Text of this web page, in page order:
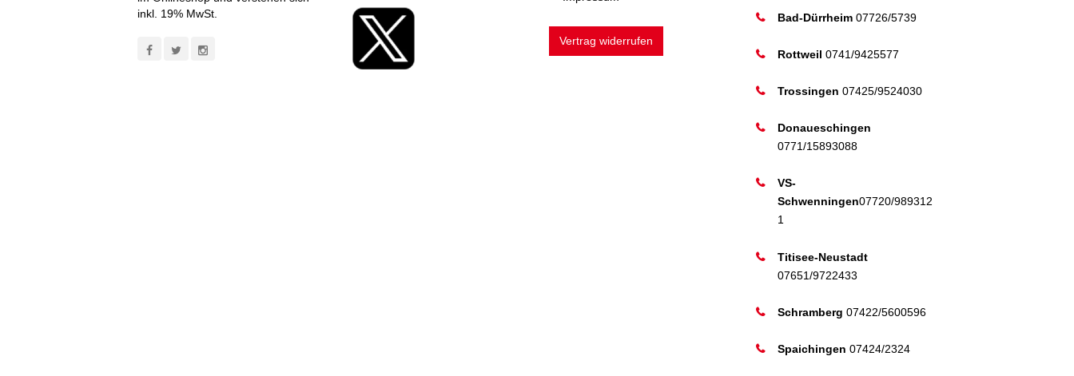
inkl. 19% MwSt.
Vertrag widerrufen
Bad-Dürrheim 07726/5739
Rottweil 0741/9425577
Trossingen 07425/9524030
Donaueschingen
0771/15893088
VS-
Schwenningen07720/989312
1
Titisee-Neustadt
07651/9722433
Schramberg 07422/5600596
Spaichingen 07424/2324